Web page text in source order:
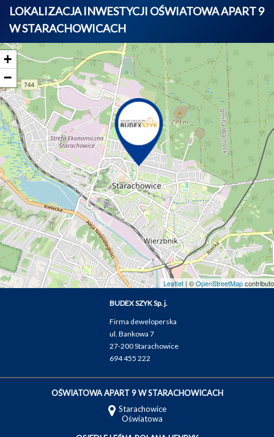
LOKALIZACJA INWESTYCJI OŚWIATOWA APART 9
W STARACHOWICACH
+
−
Leaflet | ©OpenStreetMap
BUDEX SZYK Sp. j.
Firma deweloperska
ul. Bankowa 7
27-200 Starachowice
694 455 222
OŚWIATOWA APART 9 W STARACHOWICACH
Starachowice
Oświatowa